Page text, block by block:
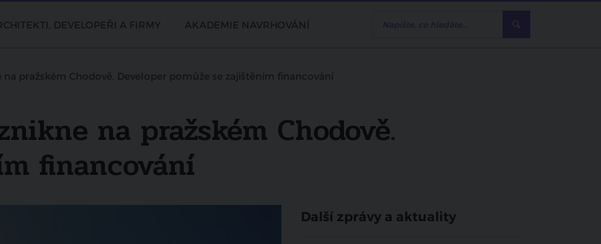
DEVELOPEŘI A FIRMY AKADEMIE NAVRHOVÁNÍ
pražském Chodově. Developer pomůže se zajištěním financování
na pražském Chodově.
financování
Další zprávy a aktuality